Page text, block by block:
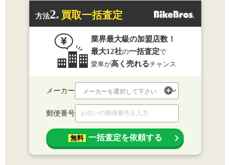
方法2. 買取一括査定
業界最大級の加盟店数！
最大12社の一括査定で
愛車が高く売れるチャンス
メーカー
郵便番号
無料 一括査定を依頼する